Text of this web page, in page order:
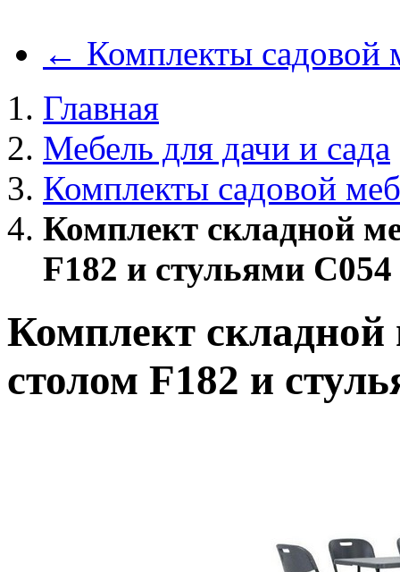
← Комплекты садовой
Главная
Мебель для дачи и сада
Комплекты садовой
Комплект складной
F182 и стульями С054
Комплект складной
столом F182 и